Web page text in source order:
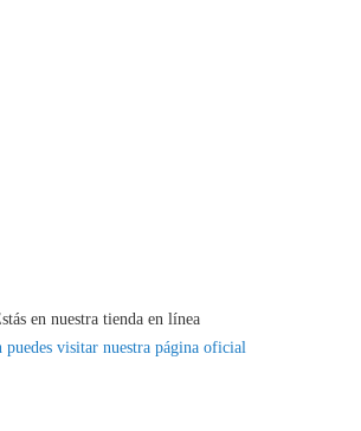
en nuestra tienda en línea
puedes visitar nuestra página oficial